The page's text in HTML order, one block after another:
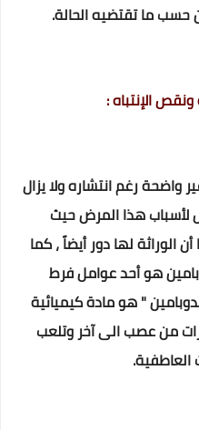
حسب ما تقتضيه الحالة.
الإنتباه :
واضحة رغم انتشاره ولا يزال
لأسباب هذا المرض حيث
لها دور أيضاً ، كما
هو أحد عوامل فرط
" هو مادة كيميائية
من عصب الى آخر وتلعب
العاطفية.